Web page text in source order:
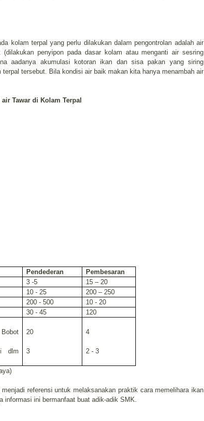
kolam terpal yang perlu dilakukan dalam pengontrolan adalah air
(dilakukan penyipon pada dasar kolam atau menganti air sesring
aadanya akumulasi kotoran ikan dan sisa pakan yang siring
tersebut. Bila kondisi air baik makan kita hanya menambah air
Tawar di Kolam Terpal
Pendederan
Pembesaran
3 -5
15 – 20
10 - 25
200 – 250
200 - 500
10 - 20
30 - 45
120
dlm
20
3
4
2 - 3
referensi untuk melaksanakan praktik cara memelihara ikan
informasi ini bermanfaat buat adik-adik SMK.